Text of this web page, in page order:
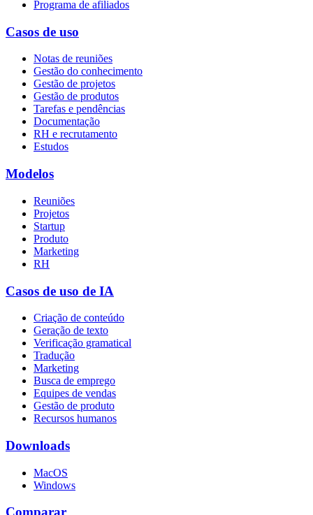
Programa de afiliados
Casos de uso
Notas de reuniões
Gestão do conhecimento
Gestão de projetos
Gestão de produtos
Tarefas e pendências
Documentação
RH e recrutamento
Estudos
Modelos
Reuniões
Projetos
Startup
Produto
Marketing
RH
Casos de uso de IA
Criação de conteúdo
Geração de texto
Verificação gramatical
Tradução
Marketing
Busca de emprego
Equipes de vendas
Gestão de produto
Recursos humanos
Downloads
MacOS
Windows